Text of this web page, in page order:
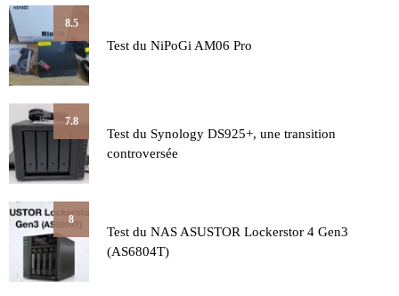
8.5
Test du NiPoGi AM06 Pro
7.8
Test du Synology DS925+, une transition
controversée
8
Test du NAS ASUSTOR Lockerstor 4 Gen3
(AS6804T)